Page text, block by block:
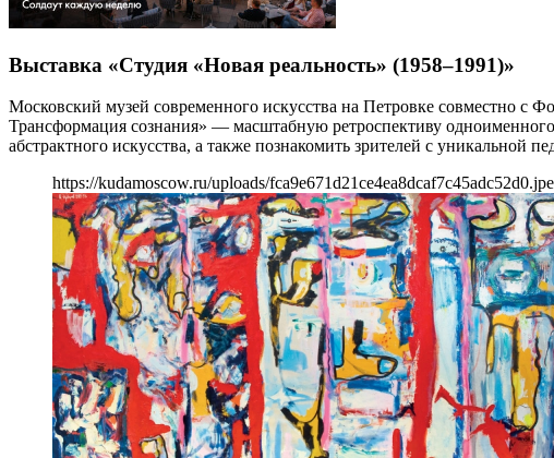
Выставка «Студия «Новая реальность» (1958–1991)»
Московский музей современного искусства на Петровке совместно с
Трансформация сознания» — масштабную ретроспективу
абстрактного искусства, а также познакомить зрителей с уникальной
https://kudamoscow.ru/uploads/